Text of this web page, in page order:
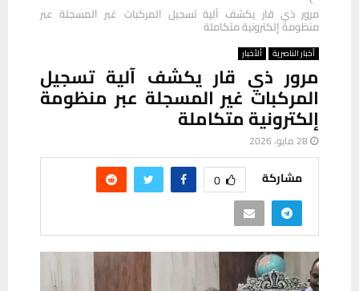
مرور ذي قار يكشف آلية تسجيل المركبات غير المسجلة عبر
منظومة إلكترونية متكاملة
أخبار الناصرية ألأخبار
مرور ذي قار يكشف آلية تسجيل
المركبات غير المسجلة عبر منظومة
إلكترونية متكاملة
28 مايو، 2026
مشاركة 0